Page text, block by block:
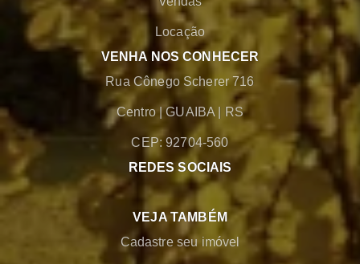
Locação
VENHA NOS CONHECER
Rua Cônego Scherer 716
Centro |GUAIBA RS
CEP: 92704-560
REDES SOCIAIS
VEJA TAMBÉM
Cadastre seu imóvel